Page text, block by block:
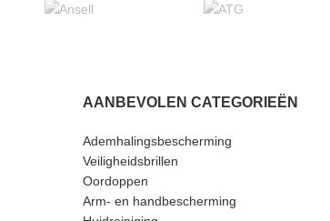
AANBEVOLEN CATEGORIEËN
Ademhalingsbescherming
Veiligheidsbrillen
Oordoppen
Arm- en handbescherming